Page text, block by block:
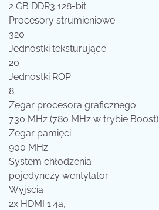
2 GB DDR3 128-bit
Procesory strumieniowe
320
Jednostki teksturujące
20
Jednostki ROP
8
Zegar procesora graficznego
730 MHz (780 MHz w trybie Boost)
Zegar pamięci
900 MHz
System chłodzenia
pojedynczy wentylator
Wyjścia
2x HDMI 1.4a,